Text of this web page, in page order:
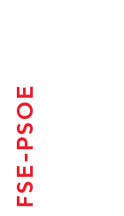
FSE-PSOE